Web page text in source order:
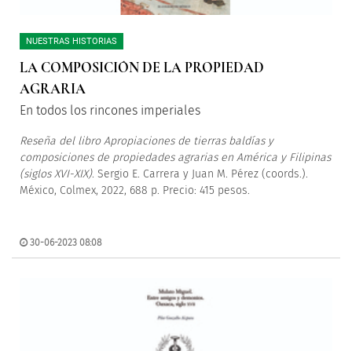
NUESTRAS HISTORIAS
LA COMPOSICIÓN DE LA PROPIEDAD
AGRARIA
En todos los rincones imperiales
Reseña del libro Apropiaciones de tierras baldías y
composiciones de propiedades agrarias en América y Filipinas
(siglos XVI-XIX). Sergio E. Carrera y Juan M. Pérez (coords.).
México, Colmex, 2022, 688 p. Precio: 415 pesos.
30-06-2023 08:08